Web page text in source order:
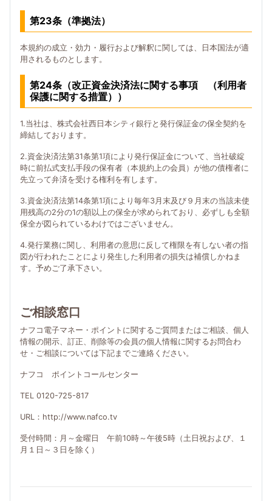
第23条（準拠法）
本規約の成立・効力・履行および解釈に関しては、日本国法が適
用されるものとします。
第24条（改正資金決済法に関する事項 （利用者
保護に関する措置））
1.当社は、株式会社西日本シティ銀行と発行保証金の保全契約を
締結しております。
2.資金決済法第31条第1項により発行保証金について、当社破綻
時に前払式支払手段の保有者（本規約上の会員）が他の債権者に
先立って弁済を受ける権利を有します。
3.資金決済法第14条第1項により毎年3月末及び９月末の当該未使
用残高の2分の1の額以上の保全が求められており、必ずしも全額
保全が図られているわけではございません。
4.発行業務に関し、利用者の意思に反して権限を有しない者の指
図が行われたことにより発生した利用者の損失は補償しかねま
す。予めご了承下さい。
ご相談窓口
ナフコ電子マネー・ポイントに関するご質問またはご相談、個人
情報の開示、訂正、削除等の会員の個人情報に関するお問合わ
せ・ご相談については下記までご連絡ください。
ナフコ ポイントコールセンター
TEL 0120-725-817
URL：http://www.nafco.tv
受付時間：月～金曜日 午前10時～午後5時（土日祝および、１
月１日～３日を除く）